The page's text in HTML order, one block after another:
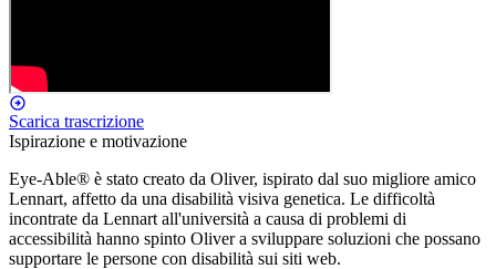
Scarica trascrizione
Ispirazione e motivazione
Eye-Able® è stato creato da Oliver, ispirato dal suo migliore amico
Lennart, affetto da una disabilità visiva genetica. Le difficoltà
incontrate da Lennart all'università a causa di problemi di
accessibilità hanno spinto Oliver a sviluppare soluzioni che possano
supportare le persone con disabilità sui siti web.